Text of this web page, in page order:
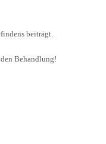
beiträgt.
Behandlung!